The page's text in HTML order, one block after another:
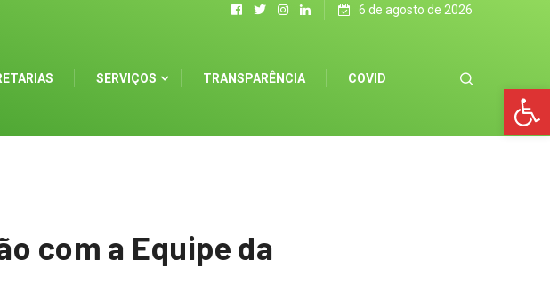
6 de agosto de 2026
SERVIÇOS TRANSPARÊNCIA COVID
com a Equipe da